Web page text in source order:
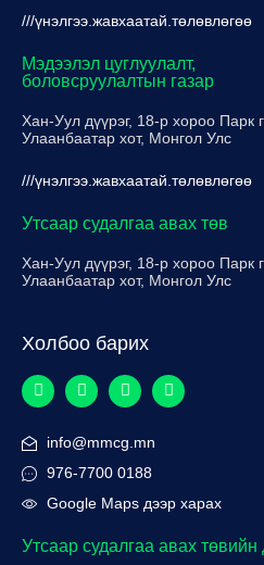
///үнэлгээ.жавхаатай.төлөвлөгөө
Мэдээлэл цуглуулалт,
боловсруулалтын газар
Хан-Уул дүүрэг, 18-р хороо Парк
Улаанбаатар хот, Монгол Улс
///үнэлгээ.жавхаатай.төлөвлөгөө
Утсаар судалгаа авах төв
Хан-Уул дүүрэг, 18-р хороо Парк
Улаанбаатар хот, Монгол Улс
Холбоо барих
info@mmcg.mn
976-7700 0188
Google Maps дээр харах
Утсаар судалгаа авах төвийн